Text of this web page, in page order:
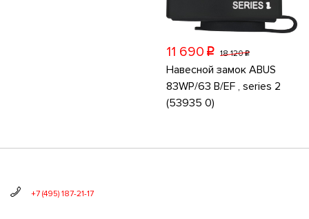
11 690 p 18 120p
Навесной замок ABUS
83WP/63 B/EF , series 2
(53935 0)
+7 (495) 187-21-17